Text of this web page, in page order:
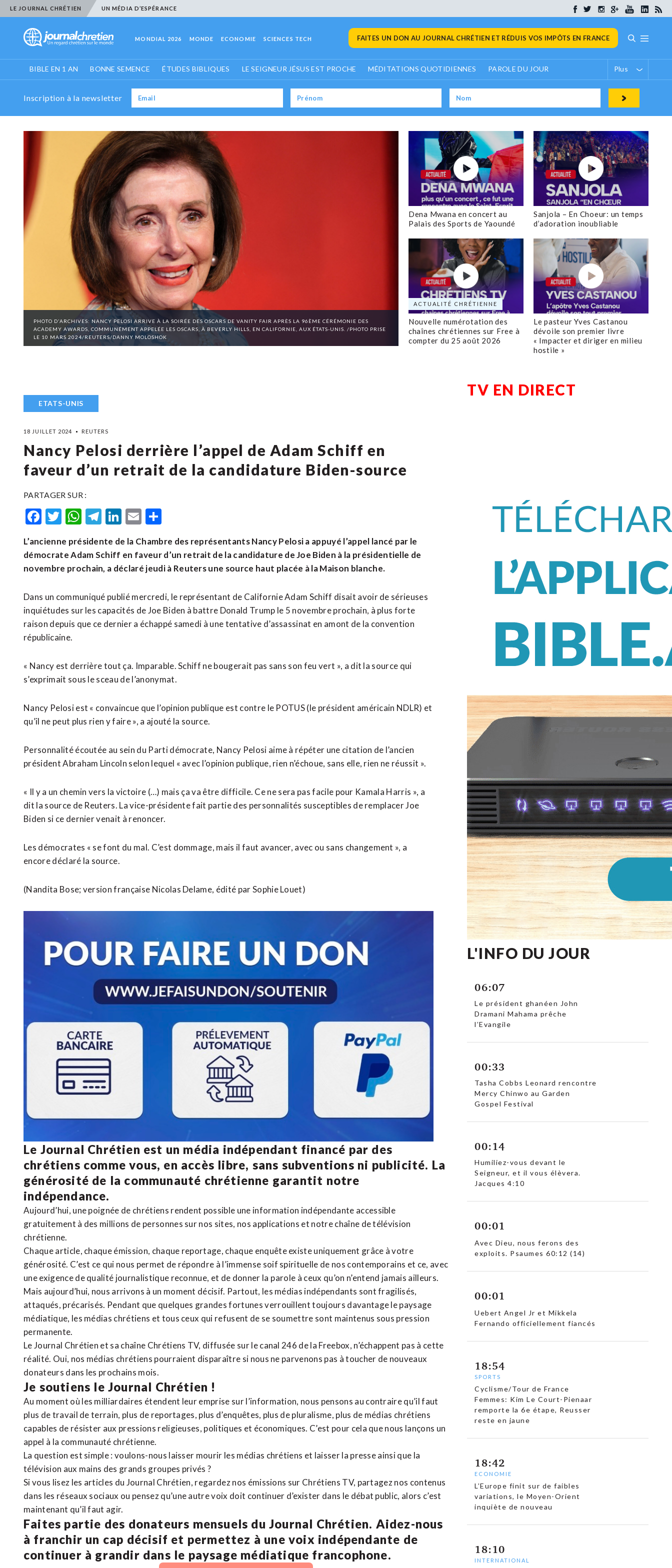
LE JOURNAL CHRÉTIEN UN MÉDIA D’ESPÉRANCE
MONDIAL 2026 MONDE ECONOMIE SCIENCES TECH FAITES UN DON AU JOURNAL CHRÉTIEN ET RÉDUIS VOS IMPÔTS EN FRANCE
BIBLE EN 1 AN BONNE SEMENCE ÉTUDES BIBLIQUES LE SEIGNEUR JÉSUS EST PROCHE MÉDITATIONS QUOTIDIENNES PAROLE DU JOUR Plus
Inscription à la newsletter
PHOTO D'ARCHIVES: NANCY PELOSI ARRIVE À LA SOIRÉE DES OSCARS DE VANITY FAIR APRÈS LA 96ÈME CÉRÉMONIE DES
ACADEMY AWARDS, COMMUNÉMENT APPELÉE LES OSCARS, À BEVERLY HILLS, EN CALIFORNIE, AUX ÉTATS-UNIS. /PHOTO PRISE
LE 10 MARS 2024/REUTERS/DANNY MOLOSHOK
Dena Mwana en concert au
Palais des Sports de Yaoundé
Sanjola – En Choeur: un temps
d’adoration inoubliable
ACTUALITÉ CHRÉTIENNE
Nouvelle numérotation des
chaînes chrétiennes sur Free à
compter du 25 août 2026
Le pasteur Yves Castanou
dévoile son premier livre
« Impacter et diriger en milieu
hostile »
ETATS-UNIS
18 JUILLET 2024 REUTERS
Nancy Pelosi derrière l’appel de Adam Schiff en
faveur d’un retrait de la candidature Biden-source
PARTAGER SUR :
Facebook
Twitter
WhatsApp
Telegram
LinkedIn
Email
L’ancienne présidente de la Chambre des représentants Nancy Pelosi a appuyé l’appel lancé par le
démocrate Adam Schiff en faveur d’un retrait de la candidature de Joe Biden à la présidentielle de
novembre prochain, a déclaré jeudi à Reuters une source haut placée à la Maison blanche.
Dans un communiqué publié mercredi, le représentant de Californie Adam Schiff disait avoir de sérieuses
inquiétudes sur les capacités de Joe Biden à battre Donald Trump le 5 novembre prochain, à plus forte
raison depuis que ce dernier a échappé samedi à une tentative d’assassinat en amont de la convention
républicaine.
« Nancy est derrière tout ça. Imparable. Schiff ne bougerait pas sans son feu vert », a dit la source qui
s’exprimait sous le sceau de l’anonymat.
Nancy Pelosi est « convaincue que l’opinion publique est contre le POTUS (le président américain NDLR) et
qu’il ne peut plus rien y faire », a ajouté la source.
Personnalité écoutée au sein du Parti démocrate, Nancy Pelosi aime à répéter une citation de l’ancien
président Abraham Lincoln selon lequel « avec l’opinion publique, rien n’échoue, sans elle, rien ne réussit ».
« Il y a un chemin vers la victoire (…) mais ça va être difficile. Ce ne sera pas facile pour Kamala Harris », a
dit la source de Reuters. La vice-présidente fait partie des personnalités susceptibles de remplacer Joe
Biden si ce dernier venait à renoncer.
Les démocrates « se font du mal. C’est dommage, mais il faut avancer, avec ou sans changement », a
encore déclaré la source.
(Nandita Bose; version française Nicolas Delame, édité par Sophie Louet)
Le Journal Chrétien est un média indépendant financé par des
chrétiens comme vous, en accès libre, sans subventions ni publicité. La
générosité de la communauté chrétienne garantit notre
indépendance.
Aujourd’hui, une poignée de chrétiens rendent possible une information indépendante accessible
gratuitement à des millions de personnes sur nos sites, nos applications et notrechaîne de télévision
chrétienne.
Chaque article, chaque émission, chaque reportage, chaque enquête existe uniquement grâce à votre
générosité. C’est ce qui nous permet de répondre à l’immense soif spirituelle de nos contemporains et ce, avec
une exigence de qualité journalistique reconnue, et de donner la parole à ceux qu’on n’entend jamais ailleurs.
Mais aujourd’hui, nous arrivons à un moment décisif. Partout, les médias indépendants sont fragilisés,
attaqués, précarisés. Pendant que quelques grandes fortunes verrouillent toujours davantage le paysage
médiatique, les médias chrétiens et tous ceux qui refusent de se soumettre sont maintenus sous pression
permanente.
Le Journal Chrétien et sa chaîne Chrétiens TV, diffusée sur le canal 246 de la Freebox, n’échappent pas à cette
réalité. Oui, nos médias chrétiens pourraient disparaître si nous ne parvenons pas à toucher de nouveaux
donateurs dans les prochains mois.
Je soutiens le Journal Chrétien !
Au moment où les milliardaires étendent leur emprise sur l’information, nous pensons au contraire qu’il faut
plus de travail de terrain, plus de reportages, plus d’enquêtes, plus de pluralisme, plus de médias chrétiens
capables de résister aux pressions religieuses, politiques et économiques. C’est pour cela que nous lançons un
appel à la communauté chrétienne.
La question est simple : voulons-nous laisser mourir les médias chrétiens et laisser la presse ainsi que la
télévision aux mains des grands groupes privés ?
Si vous lisez les articles du Journal Chrétien, regardez nos émissions sur Chrétiens TV, partagez nos contenus
dans les réseaux sociaux ou pensez qu’une autre voix doit continuer d’exister dans le débat public, alors c’est
maintenant qu’il faut agir.
Faites partie des donateurs mensuels du Journal Chrétien. Aidez-nous
à franchir un cap décisif et permettez à une voix indépendante de
continuer à grandir dans le paysage médiatique francophone.
TV EN DIRECT
L'INFO DU JOUR
06:07
Le président ghanéen John
Dramani Mahama prêche
l’Evangile
00:33
Tasha Cobbs Leonard rencontre
Mercy Chinwo au Garden
Gospel Festival
00:14
Humiliez-vous devant le
Seigneur, et il vous élèvera.
Jacques 4:10
00:01
Avec Dieu, nous ferons des
exploits. Psaumes 60:12 (14)
00:01
Uebert Angel Jr et Mikkela
Fernando officiellement fiancés
18:54
SPORTS
Cyclisme/Tour de France
Femmes: Kim Le Court-Pienaar
remporte la 6e étape, Reusser
reste en jaune
18:42
ECONOMIE
L’Europe finit sur de faibles
variations, le Moyen-Orient
inquiète de nouveau
18:10
INTERNATIONAL